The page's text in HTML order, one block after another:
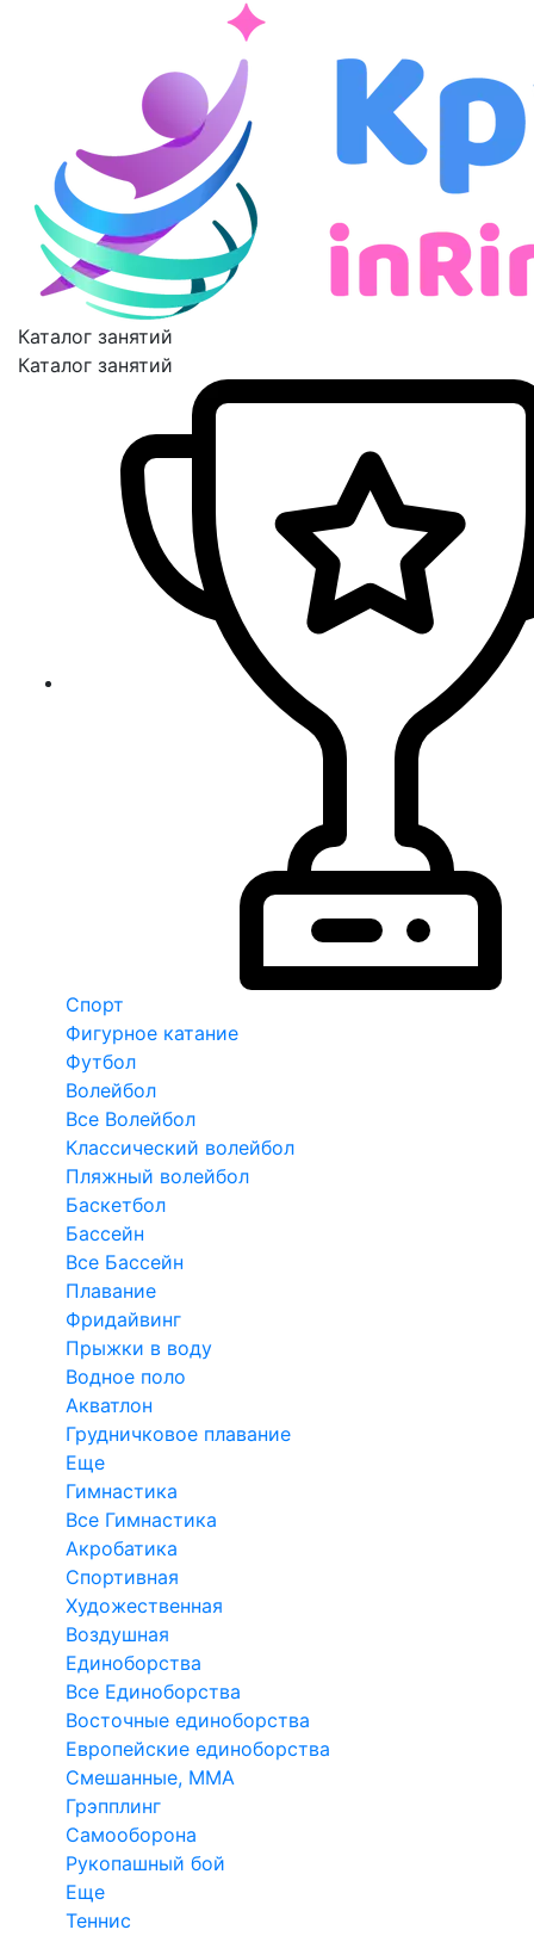
Каталог занятий
Каталог занятий
Спорт
Фигурное катание
Футбол
Волейбол
Все Волейбол
Классический волейбол
Пляжный волейбол
Баскетбол
Бассейн
Все Бассейн
Плавание
Фридайвинг
Прыжки в воду
Водное поло
Акватлон
Грудничковое плавание
Еще
Гимнастика
Все Гимнастика
Акробатика
Спортивная
Художественная
Воздушная
Единоборства
Все Единоборства
Восточные единоборства
Европейские единоборства
Смешанные, ММА
Грэпплинг
Самооборона
Рукопашный бой
Еще
Теннис